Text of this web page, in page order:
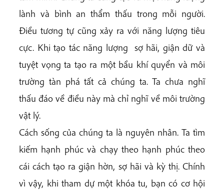
lành và bình an thẩm thấu trong mỗi người.
Điều tương tự cũng xảy ra với năng lượng tiêu
cực. Khi tạo tác năng lượng sợ hãi, giận dữ và
tuyệt vọng ta tạo ra một bầu khí quyển và môi
trường tàn phá tất cả chúng ta. Ta chưa nghĩ
thấu đáo về điều này mà chỉ nghĩ về môi trường
vật lý.
Cách sống của chúng ta là nguyên nhân. Ta tìm
kiếm hạnh phúc và chạy theo hạnh phúc theo
cái cách tạo ra giận hờn, sợ hãi và kỳ thị. Chính
vì vậy, khi tham dự một khóa tu, bạn có cơ hội